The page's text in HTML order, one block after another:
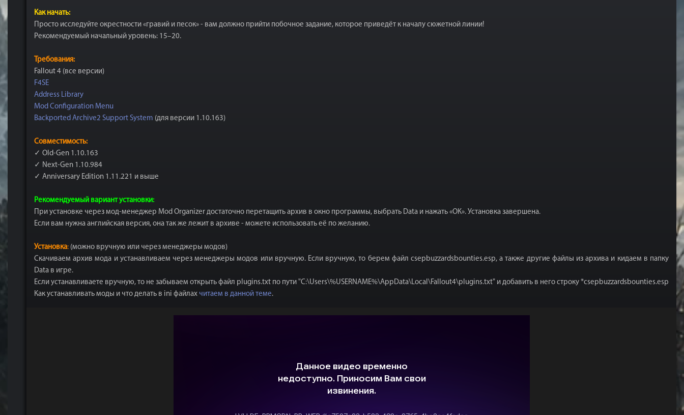
Как начать:
Просто исследуйте окрестности «гравий и песок» - вам должно прийти побочное задание, которое приведёт к началу сюжетной линии!
Рекомендуемый начальный уровень: 15–20.
Требования:
Fallout 4 (все версии)
F4SE
Address Library
Mod Configuration Menu
Backported Archive2 Support System (для версии 1.10.163)
Совместимость:
✓ Old-Gen 1.10.163
✓ Next-Gen 1.10.984
✓ Anniversary Edition 1.11.221 и выше
Рекомендуемый вариант установки:
При установке через мод-менеджер Mod Organizer достаточно перетащить архив в окно программы, выбрать Data и нажать «ОК». Установка завершена.
Если вам нужна английская версия, она так же лежит в архиве - можете использовать её по желанию.
Установка: (можно вручную или через менеджеры модов)
Скачиваем архив мода и устанавливаем через менеджеры модов или вручную. Если вручную, то берем файл csepbuzzardsbounties.esp, а также другие файлы из архива и кидаем в папку
Data в игре.
Если устанавливаете вручную, то не забываем открыть файл plugins.txt по пути "C:\Users\%USERNAME%\AppData\Local\Fallout4\plugins.txt" и добавить в него строку *csepbuzzardsbounties.esp
Как устанавливать моды и что делать в ini файлах читаем в данной теме.